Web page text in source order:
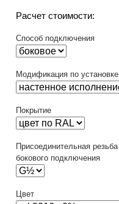
Расчет стоимости:
Способ подключения
Модификация по установке
Покрытие
Присоединительная резьба
бокового подключения
Цвет